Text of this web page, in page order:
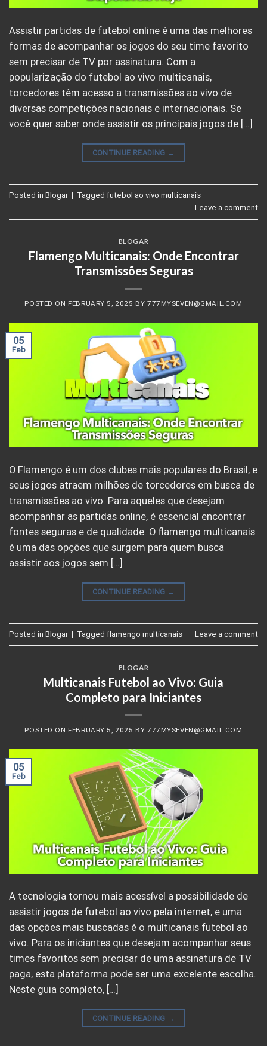
Assistir partidas de futebol online é uma das melhores
formas de acompanhar os jogos do seu time favorito
sem precisar de TV por assinatura. Com a
popularização do futebol ao vivo multicanais,
torcedores têm acesso a transmissões ao vivo de
diversas competições nacionais e internacionais. Se
você quer saber onde assistir os principais jogos de […]
CONTINUE READING →
Posted in Blogar | Tagged futebol ao vivo multicanais
Leave a comment
BLOGAR
Flamengo Multicanais: Onde Encontrar
Transmissões Seguras
POSTED ON FEBRUARY 5, 2025 BY 777MYSEVEN@GMAIL.COM
05
Feb
O Flamengo é um dos clubes mais populares do Brasil, e
seus jogos atraem milhões de torcedores em busca de
transmissões ao vivo. Para aqueles que desejam
acompanhar as partidas online, é essencial encontrar
fontes seguras e de qualidade. O flamengo multicanais
é uma das opções que surgem para quem busca
assistir aos jogos sem […]
CONTINUE READING →
Posted in Blogar | Tagged flamengo multicanais Leave a comment
BLOGAR
Multicanais Futebol ao Vivo: Guia
Completo para Iniciantes
POSTED ON FEBRUARY 5, 2025 BY 777MYSEVEN@GMAIL.COM
05
Feb
A tecnologia tornou mais acessível a possibilidade de
assistir jogos de futebol ao vivo pela internet, e uma
das opções mais buscadas é o multicanais futebol ao
vivo. Para os iniciantes que desejam acompanhar seus
times favoritos sem precisar de uma assinatura de TV
paga, esta plataforma pode ser uma excelente escolha.
Neste guia completo, […]
CONTINUE READING →